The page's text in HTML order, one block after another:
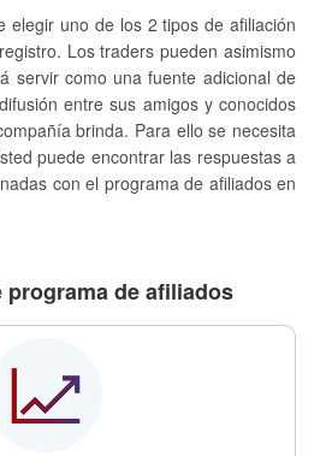
elegir uno de los 2 tipos de afiliación
Los traders pueden asimismo
servir como una fuente adicional de
entre sus amigos y conocidos
brinda. Para ello se necesita
puede encontrar las respuestas a
con el programa de afiliados en
programa de afiliados